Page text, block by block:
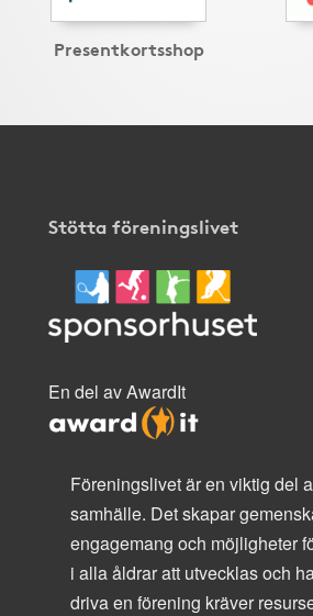
Presentkortsshop
Stötta föreningslivet
En del av AwardIt
Föreningslivet är en viktig del
samhälle. Det skapar
engagemang och möjligheter
i alla åldrar att utvecklas och
driva en förening kräver